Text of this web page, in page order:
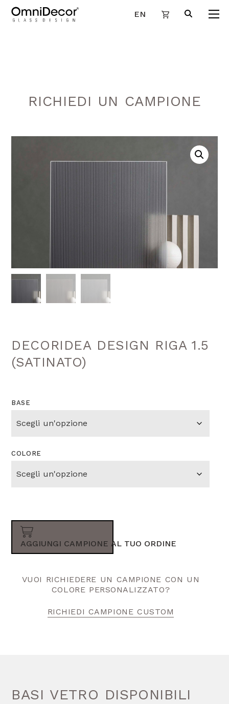
EN
RICHIEDI UN CAMPIONE
DECORIDEA DESIGN RIGA 1.5
(SATINATO)
BASE
COLORE
AGGIUNGI CAMPIONE AL TUO ORDINE
VUOI RICHIEDERE UN CAMPIONE CON UN
COLORE PERSONALIZZATO?
RICHIEDI CAMPIONE CUSTOM
BASI VETRO DISPONIBILI